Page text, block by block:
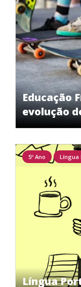
Educação
evolução
Língua
5º Ano Língua